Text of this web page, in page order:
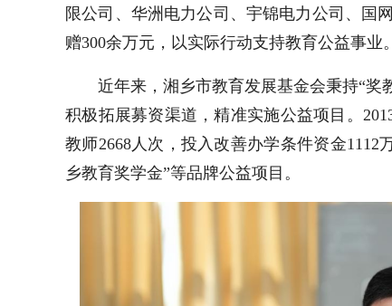
限公司、华洲电力公司、宇锦电力公司、国
赠300余万元，以实际行动支持教育公益事业
近年来，湘乡市教育发展基金会秉持“奖
积极拓展募资渠道，精准实施公益项目。
教师2668人次，投入改善办学条件资金1112
乡教育奖学金”等品牌公益项目。